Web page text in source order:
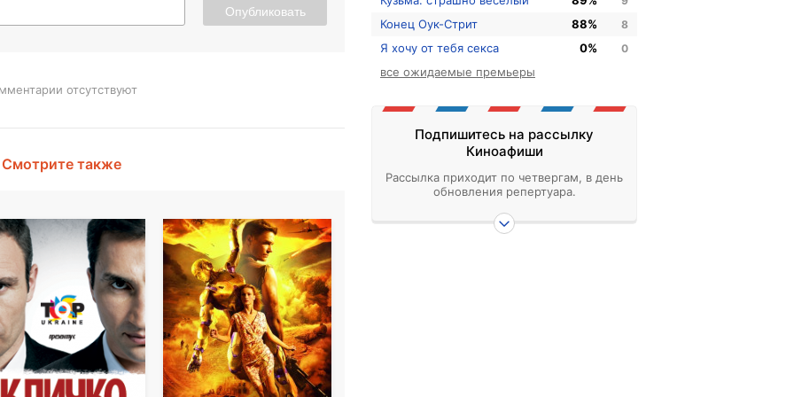
Опубликовать
отсутствуют
Смотрите также
Конец Оук-Стрит 88% 8
Я хочу от тебя секса 0% 0
все ожидаемые премьеры
Подпишитесь на рассылку
Киноафиши
Рассылка приходит по четвергам, в день
обновления репертуара.